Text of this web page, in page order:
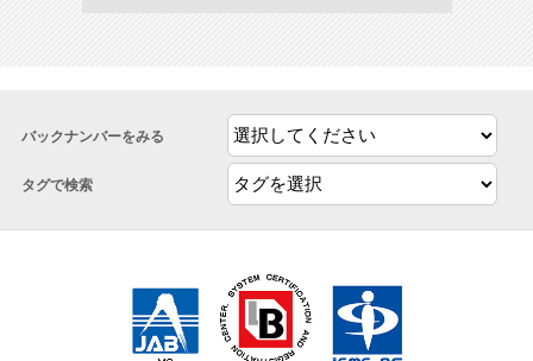
バックナンバーをみる
タグで検索